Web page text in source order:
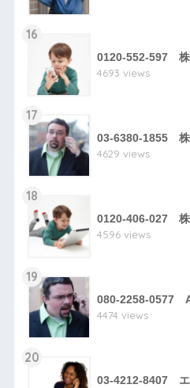
16
0120-552-597 株
4693 views
17
03-6380-1855 株
4629 views
18
0120-406-027 株
4596 views
19
080-2258-0577
4474 views
20
03-4212-8407 エ